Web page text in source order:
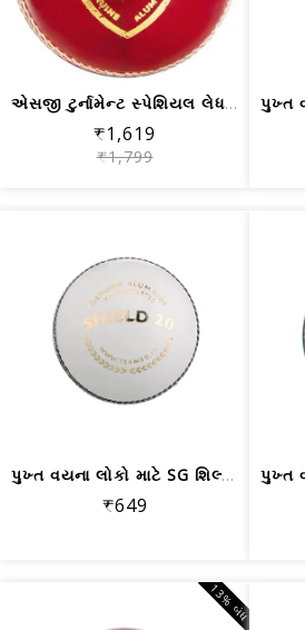
એસજી ટુર્નામેન્ટ સ્પેશિયલ લેધર બોલ
₹1,619
₹1,799
પુખ્ત વયના લોકો માટે SG શિલ્ડ 20 ક્રિ...
₹649
13% બંધ